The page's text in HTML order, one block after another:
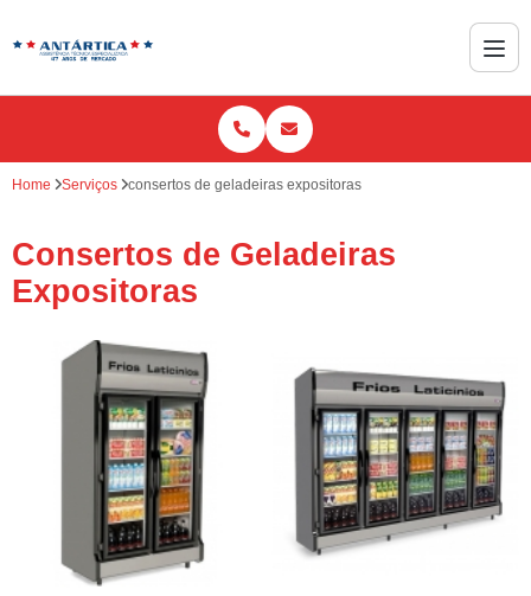
Home Serviços consertos de geladeiras expositoras
Consertos de Geladeiras
Expositoras